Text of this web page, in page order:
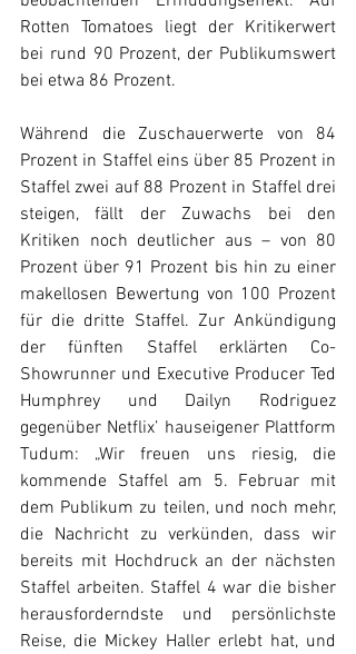
Rotten Tomatoes liegt der Kritikerwert
bei rund 90 Prozent, der Publikumswert
bei etwa 86 Prozent.
Während die Zuschauerwerte von 84
Prozent in Staffel eins über 85 Prozent in
Staffel zwei auf 88 Prozent in Staffel drei
steigen, fällt der Zuwachs bei den
Kritiken noch deutlicher aus – von 80
Prozent über 91 Prozent bis hin zu einer
makellosen Bewertung von 100 Prozent
für die dritte Staffel. Zur Ankündigung
der fünften Staffel erklärten Co-
Showrunner und Executive Producer Ted
Humphrey und Dailyn Rodriguez
gegenüber Netflix’ hauseigener Plattform
Tudum: „Wir freuen uns riesig, die
kommende Staffel am 5. Februar mit
dem Publikum zu teilen, und noch mehr,
die Nachricht zu verkünden, dass wir
bereits mit Hochdruck an der nächsten
Staffel arbeiten. Staffel 4 war die bisher
herausforderndste und persönlichste
Reise, die Mickey Haller erlebt hat, und